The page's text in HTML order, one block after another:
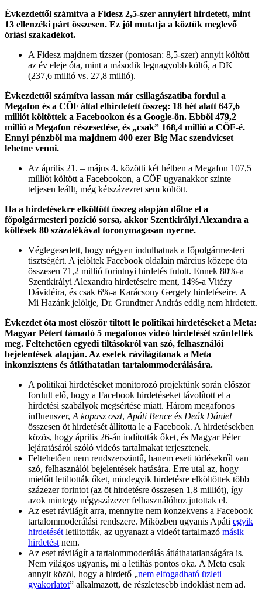
Évkezdettől számítva a Fidesz 2,5-szer annyiért hirdetett, mint
13 ellenzéki párt összesen. Ez jól mutatja a köztük meglevő
óriási szakadékot.
A Fidesz majdnem tízszer (pontosan: 8,5-szer) annyit költött
az év eleje óta, mint a második legnagyobb költő, a DK
(237,6 millió vs. 27,8 millió).
Évkezdettől számítva lassan már csillagászatiba fordul a
Megafon és a CÖF által elhirdetett összeg: 18 hét alatt 647,6
milliót költöttek a Facebookon és a Google-ön. Ebből 479,2
millió a Megafon részesedése, és „csak” 168,4 millió a CÖF-é.
Ennyi pénzből ma majdnem 400 ezer Big Mac szendvicset
lehetne venni.
Az április 21. – május 4. közötti két hétben a Megafon 107,5
milliót költött a Facebookon, a CÖF ugyanakkor szinte
teljesen leállt, még kétszázezret sem költött.
Ha a hirdetésekre elköltött összeg alapján dőlne el a
főpolgármesteri pozíció sorsa, akkor Szentkirályi Alexandra a
költések 80 százalékával toronymagasan nyerne.
Véglegesedett, hogy négyen indulhatnak a főpolgármesteri
tisztségért. A jelöltek Facebook oldalain március közepe óta
összesen 71,2 millió forintnyi hirdetés futott. Ennek 80%-a
Szentkirályi Alexandra hirdetéseire ment, 14%-a Vitézy
Dávidéira, és csak 6%-a Karácsony Gergely hirdetéseire. A
Mi Hazánk jelöltje, Dr. Grundtner András eddig nem hirdetett.
Évkezdet óta most először tiltott le politikai hirdetéseket a Meta:
Magyar Pétert támadó 5 megafonos videó hirdetését szüntették
meg. Feltehetően egyedi tiltásokról van szó, felhasználói
bejelentések alapján. Az esetek rávilágítanak a Meta
inkonzisztens és átláthatatlan tartalommoderálására.
A politikai hirdetéseket monitorozó projektünk során először
fordult elő, hogy a Facebook hirdetéseket távolított el a
hirdetési szabályok megsértése miatt. Három megafonos
influenszer, A kopasz oszt, Apáti Bence és Deák Dániel
összesen öt hirdetését állította le a Facebook. A hirdetésekben
közös, hogy április 26-án indították őket, és Magyar Péter
lejáratásáról szóló videós tartalmakat terjesztenek.
Feltehetően nem rendszerszintű, hanem eseti törlésekről van
szó, felhasználói bejelentések hatására. Erre utal az, hogy
mielőtt letiltották őket, mindegyik hirdetésre elköltöttek több
százezer forintot (az öt hirdetésre összesen 1,8 milliót), így
azok mintegy négyszázezer felhasználóhoz jutottak el.
Az eset rávilágít arra, mennyire nem konzekvens a Facebook
tartalommoderálási rendszere. Miközben ugyanis Apáti egyik
hirdetését letiltották, az ugyanazt a videót tartalmazó másik
hirdetést nem.
Az eset rávilágít a tartalommoderálás átláthatatlanságára is.
Nem világos ugyanis, mi a letiltás pontos oka. A Meta csak
annyit közöl, hogy a hirdető „nem elfogadható üzleti
gyakorlatot” alkalmazott, de részletesebb indoklást nem ad.